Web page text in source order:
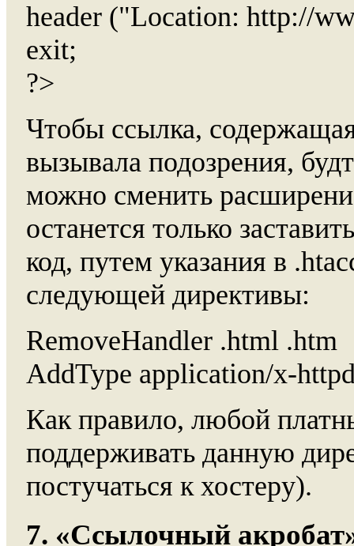
header ("Location: http://
exit;
?>
Чтобы ссылка,
вызывала подозрения,
можно сменить
останется только
код, путем указания в
следующей директивы:
RemoveHandler .html .htm
AddType application/x-
Как правило, любой
поддерживать данную
постучаться к хостеру).
7. «Ссылочный